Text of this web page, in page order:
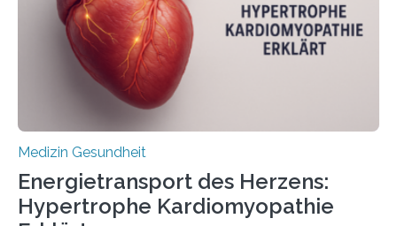
als Biomarker für die Wahl der passenden Therapie
dienen könnte. Darmkrebs zählt weltweit zu den
häufigsten Krebsarten und stellt…
Medizin Gesundheit
Energietransport des Herzens:
Hypertrophe Kardiomyopathie